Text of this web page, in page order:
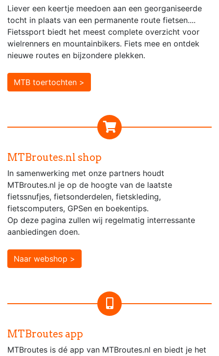
Liever een keertje meedoen aan een georganiseerde
tocht in plaats van een permanente route fietsen....
Fietssport biedt het meest complete overzicht voor
wielrenners en mountainbikers. Fiets mee en ontdek
nieuwe routes en bijzondere plekken.
MTB toertochten >
MTBroutes.nl shop
In samenwerking met onze partners houdt
MTBroutes.nl je op de hoogte van de laatste
fietssnufjes, fietsonderdelen, fietskleding,
fietscomputers, GPSen en boekentips.
Op deze pagina zullen wij regelmatig interressante
aanbiedingen doen.
Naar webshop >
MTBroutes app
MTBroutes is dé app van MTBroutes.nl en biedt je het